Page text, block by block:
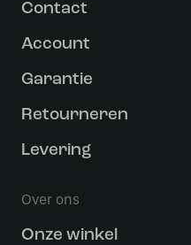
Contact
Account
Garantie
Retourneren
Levering
Over ons
Onze winkel